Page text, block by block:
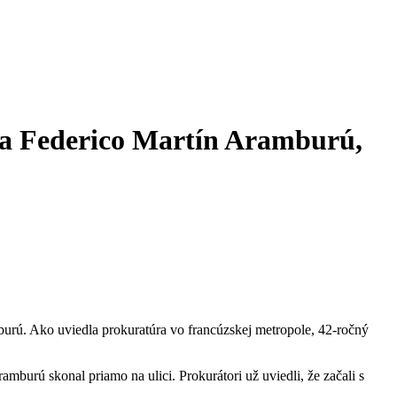
Federico Martín Aramburú,
Ako uviedla prokuratúra vo francúzskej metropole, 42-ročný
skonal priamo na ulici. Prokurátori už uviedli, že začali s